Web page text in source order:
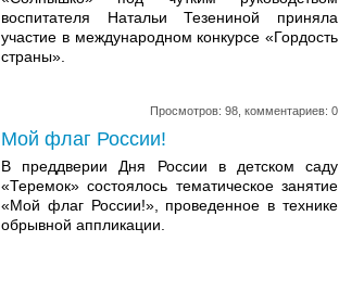
воспитателя Натальи Тезениной приняла
участие в международном конкурсе «Гордость
страны».
Просмотров: 98, комментариев: 0
Мой флаг России!
В преддверии Дня России в детском саду
«Теремок» состоялось тематическое занятие
«Мой флаг России!», проведенное в технике
обрывной аппликации.